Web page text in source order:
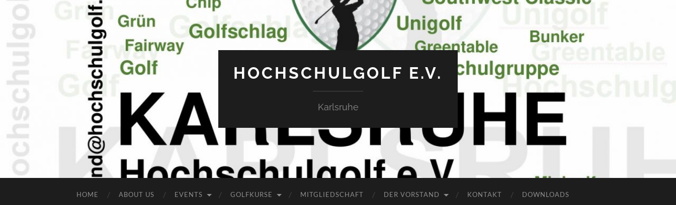
HOCHSCHULGOLF E.V.
Karlsruhe
HOME ABOUT US EVENTS GOLFKURSE MITGLIEDSCHAFT DER VORSTAND KONTAKT DOWNLOADS